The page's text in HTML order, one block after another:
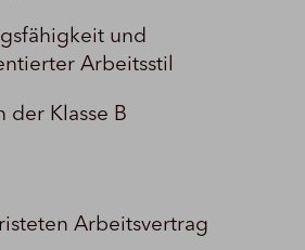
und
Arbeitsstil
der Klasse B
Arbeitsvertrag